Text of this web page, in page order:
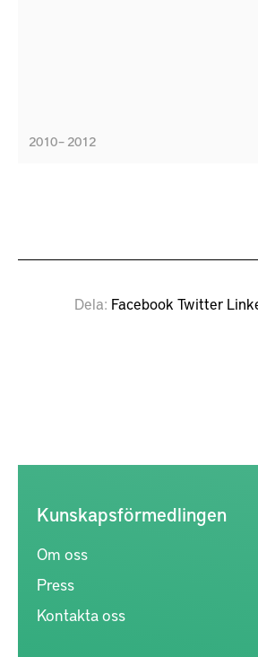
2010 – 2012
Dela Facebook Twitter
Kunskapsförmedlingen
Om oss
Press
Kontakta oss